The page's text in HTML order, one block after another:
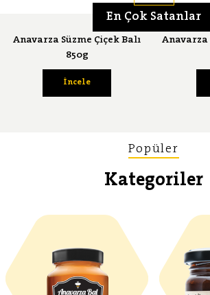
En Çok Satanlar
Anavarza Süzme Çiçek Balı
850g
İncele
Anavarza
Popüler
Kategoriler